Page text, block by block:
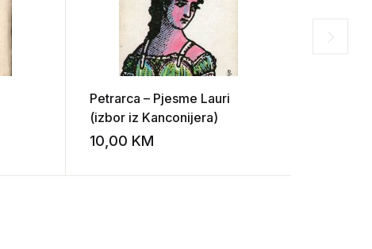
Add to wishlist
Petrarca – Pjesme Lauri
(izbor iz Kanconijera)
10,00 KM